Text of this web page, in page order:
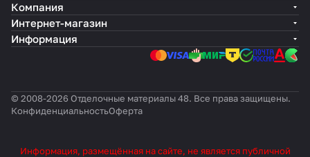
Компания
Интернет-магазин
Информация
© 2008-2026 Отделочные материалы 48. Все права защищены.
КонфиденциальностьОферта
Информация, размещённая на сайте, не является публичной